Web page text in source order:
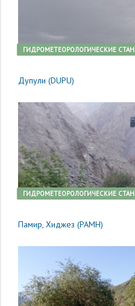
ГИДРОМЕТЕОРОЛОГИЧЕСКИЕ
Дупули (DUPU)
ГИДРОМЕТЕОРОЛОГИЧЕСКИЕ
Памир, Хиджез (PAMH)